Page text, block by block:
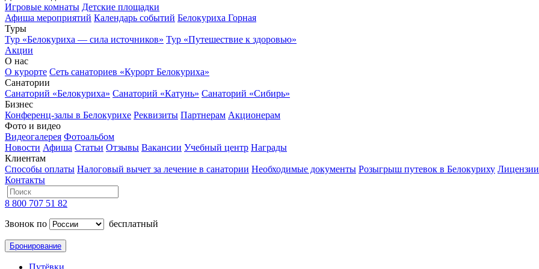
Игровые комнаты Детские площадки
Афиша мероприятий Календарь событий Белокуриха Горная
Туры
Тур «Белокуриха — сила источников» Тур «Путешествие к здоровью»
Акции
О нас
О курорте Сеть санаториев «Курорт Белокуриха»
Санатории
Санаторий «Белокуриха» Санаторий «Катунь» Санаторий «Сибирь»
Бизнес
Конференц-залы в Белокурихе Реквизиты Партнерам Акционерам
Фото и видео
Видеогалерея Фотоальбом
Новости Афиша Статьи Отзывы Вакансии Учебный центр Награды
Клиентам
Способы оплаты Налоговый вычет за лечение в санатории Необходимые документы Розыгрыш путевок в Белокуриху
Контакты
8 800 707 51 82
Звонок по
бесплатный
Бронирование
Путёвки